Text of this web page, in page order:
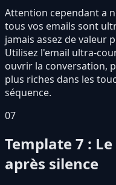
Attention cependant a
tous vos emails sont
jamais assez de valeur
Utilisez l'email ultra-
ouvrir la conversation,
plus riches dans les
séquence.
07
Template 7 :
après silence